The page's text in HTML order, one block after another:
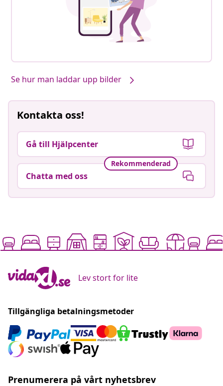
Se hur man laddar upp bilder
Kontakta oss!
Gå till Hjälpcenter
Rekommenderad
Chatta med oss
Lev stort for lite
Tillgängliga betalningsmetoder
Prenumerera på vårt nyhetsbrev